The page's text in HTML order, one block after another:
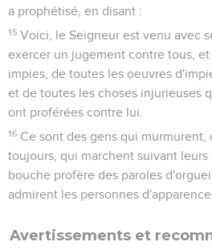
a prophétisé, en disant :
15 Voici, le Seigneur est venu avec
exercer un jugement contre tous,
impies, de toutes les oeuvres
et de toutes les choses injurieuses
ont proférées contre lui.
16 Ce sont des gens qui murmurent,
toujours, qui marchent suivant
bouche profère des paroles
admirent les personnes d'apparence.
Avertissements et